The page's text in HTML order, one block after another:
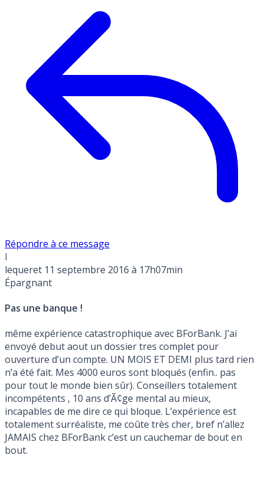
Répondre à ce message
l
lequeret 11 septembre 2016 à 17h07min
Épargnant
Pas une banque !
même expérience catastrophique avec BForBank. J’ai
envoyé debut aout un dossier tres complet pour
ouverture d’un compte. UN MOIS ET DEMI plus tard rien
n’a été fait. Mes 4000 euros sont bloqués (enfin.. pas
pour tout le monde bien sûr). Conseillers totalement
incompétents , 10 ans d’Ã¢ge mental au mieux,
incapables de me dire ce qui bloque. L’expérience est
totalement surréaliste, me coûte très cher, bref n’allez
JAMAIS chez BForBank c’est un cauchemar de bout en
bout.